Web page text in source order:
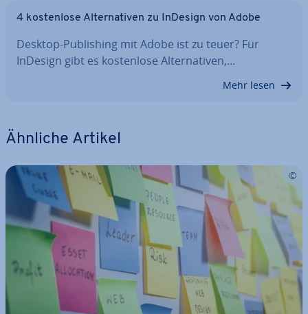
4 kos­ten­lo­se Al­ter­na­ti­ven zu InDesign von Adobe
Desktop-Pu­bli­shing mit Adobe ist zu teuer? Für
InDesign gibt es kos­ten­lo­se Al­ter­na­ti­ven,…
Mehr lesen
Ähnliche Artikel